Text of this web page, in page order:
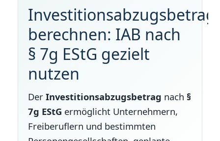
Investitionsabzugsbetrag
berechnen: IAB nach
§ 7g EStG gezielt
nutzen
Der Investitionsabzugsbetrag nach §
7g EStG ermöglicht Unternehmern,
Freiberuflern und bestimmten